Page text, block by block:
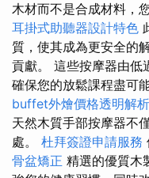
木材而不是合成材料，
耳掛式助聽器設計特色
質，使其成為更安全的
貢獻。 這些按摩器由低
確保您的放鬆課程盡可
buffet外燴價格透明解析
天然木質手部按摩器不
處。 杜拜簽證申請服務
骨盆矯正 精選的優質木